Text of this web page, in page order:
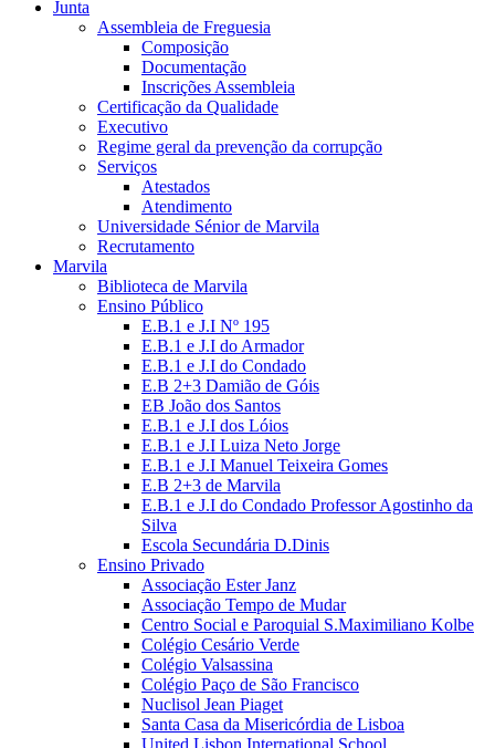
Junta
Assembleia de Freguesia
Composição
Documentação
Inscrições Assembleia
Certificação da Qualidade
Executivo
Regime geral da prevenção da corrupção
Serviços
Atestados
Atendimento
Universidade Sénior de Marvila
Recrutamento
Marvila
Biblioteca de Marvila
Ensino Público
E.B.1 e J.I Nº 195
E.B.1 e J.I do Armador
E.B.1 e J.I do Condado
E.B 2+3 Damião de Góis
EB João dos Santos
E.B.1 e J.I dos Lóios
E.B.1 e J.I Luiza Neto Jorge
E.B.1 e J.I Manuel Teixeira Gomes
E.B 2+3 de Marvila
E.B.1 e J.I do Condado Professor Agostinho da
Silva
Escola Secundária D.Dinis
Ensino Privado
Associação Ester Janz
Associação Tempo de Mudar
Centro Social e Paroquial S.Maximiliano Kolbe
Colégio Cesário Verde
Colégio Valsassina
Colégio Paço de São Francisco
Nuclisol Jean Piaget
Santa Casa da Misericórdia de Lisboa
United Lisbon International School